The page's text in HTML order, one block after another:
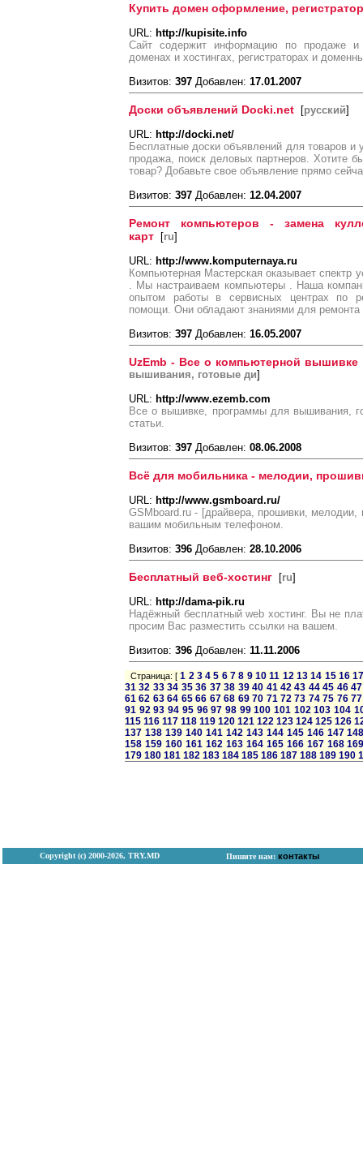
Купить домен оформление,
URL: http://kupisite.info
Сайт содержит информацию по продаже и
доменах и хостингах, регистраторах и
Визитов: 397 Добавлен: 17.01.2007
Доски объявлений Docki.net [русский]
URL: http://docki.net/
Бесплатные доски объявлений для товаров и
продажа, поиск деловых партнеров. Хотите
товар? Добавьте свое объявление прямо
Визитов: 397 Добавлен: 12.04.2007
Ремонт компьютеров - замена
карт [ru]
URL: http://www.komputernaya.ru
Компьютерная Мастерская оказывает спектр
. Мы настраиваем компьютеры . Наша
опытом работы в сервисных центрах по
помощи. Они обладают знаниями для
Визитов: 397 Добавлен: 16.05.2007
UzEmb - Все о компьютерной вышивке
вышивания, готовые ди]
URL: http://www.ezemb.com
Все о вышивке, программы для вышивания,
статьи.
Визитов: 397 Добавлен: 08.06.2008
Всё для мобильника - мелодии,
URL: http://www.gsmboard.ru/
GSMboard.ru - [драйвера, прошивки,
вашим мобильным телефоном.
Визитов: 396 Добавлен: 28.10.2006
Бесплатный веб-хостинг [ru]
URL: http://dama-pik.ru
Надёжный бесплатный web хостинг. Вы не
просим Вас разместить ссылки на вашем.
Визитов: 396 Добавлен: 11.11.2006
Страница: [1 2 3 4 5 6 7 8 9 10 11 12 13 14 15 16
31 32 33 34 35 36 37 38 39 40 41 42 43 44 45 46 47
61 62 63 64 65 66 67 68 69 70 71 72 73 74 75 76 77
91 92 93 94 95 96 97 98 99 100 101 102 103 104
115 116 117 118 119 120 121 122 123 124 125 126
137 138 139 140 141 142 143 144 145 146 147
158 159 160 161 162 163 164 165 166 167 168
179 180 181 182 183 184 185 186 187 188 189 190
Copyright (с) 2000-2026, TRY.MD Пишите нам: контакты